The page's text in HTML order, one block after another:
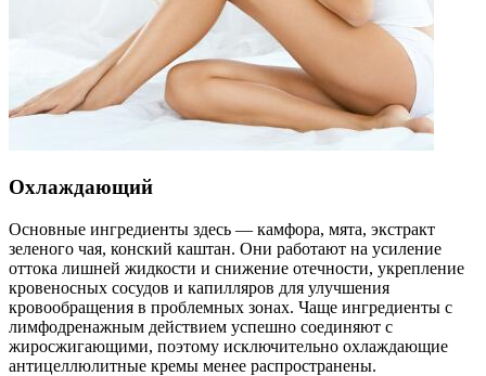
Охлаждающий
Основные ингредиенты здесь — камфора, мята, экстракт
зеленого чая, конский каштан. Они работают на усиление
оттока лишней жидкости и снижение отечности, укрепление
кровеносных сосудов и капилляров для улучшения
кровообращения в проблемных зонах. Чаще ингредиенты с
лимфодренажным действием успешно соединяют с
жиросжигающими, поэтому исключительно охлаждающие
антицеллюлитные кремы менее распространены.